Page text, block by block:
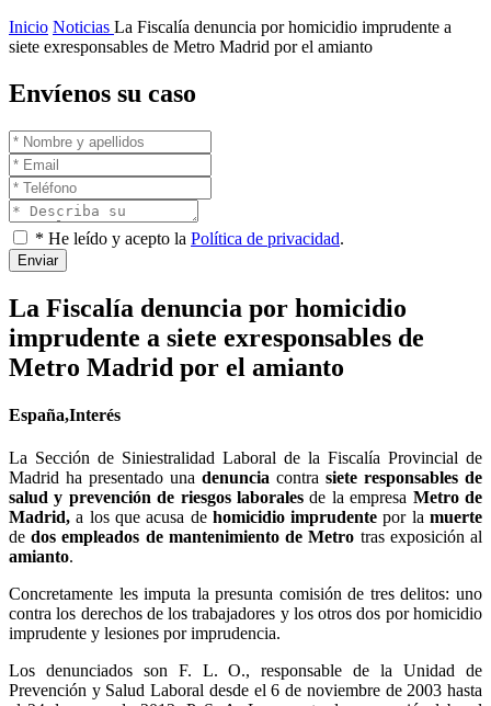
Inicio Noticias La Fiscalía denuncia por homicidio imprudente a
siete exresponsables de Metro Madrid por el amianto
Envíenos su caso
* He leído y acepto la Política de privacidad.
Enviar
La Fiscalía denuncia por homicidio
imprudente a siete exresponsables de
Metro Madrid por el amianto
España,Interés
La Sección de Siniestralidad Laboral de la Fiscalía Provincial de
Madrid ha presentado una denuncia contra siete responsables de
salud y prevención de riesgos laboralesde la empresa Metro de
Madrid, a los que acusa de homicidio imprudente por lamuerte
dedos empleados de mantenimiento de Metro tras exposición al
amianto.
Concretamente les imputa la presunta comisión de tres delitos: uno
contra los derechos de los trabajadores y los otros dos por homicidio
imprudente y lesiones por imprudencia.
Los denunciados son F. L. O., responsable de la Unidad de
Prevención y Salud Laboral desde el 6 de noviembre de 2003 hasta